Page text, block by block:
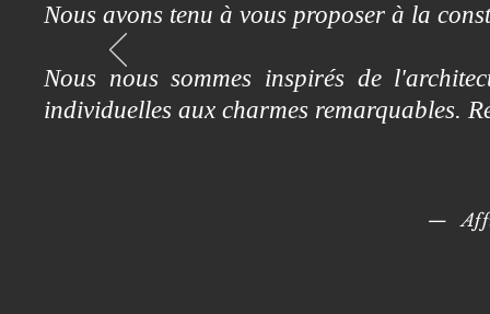
Nous avons tenu à vous proposer à la
Nous nous sommes inspirés de
individuelles aux charmes remarquables.
—